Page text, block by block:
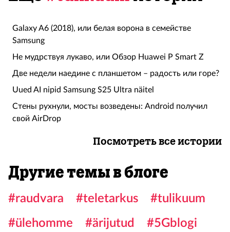
Galaxy A6 (2018), или белая ворона в семействе
Samsung
Не мудрствуя лукаво, или Обзор Huawei P Smart Z
Две недели наедине с планшетом – радость или горе?
Uued AI nipid Samsung S25 Ultra näitel
Стены рухнули, мосты возведены: Android получил
свой AirDrop
Посмотреть все истории
Другие темы в блоге
#raudvara #teletarkus
#tulikuum
#ülehomme
#ärijutud
#5Gblogi